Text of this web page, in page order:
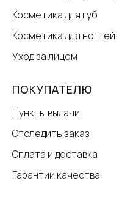
Косметика для губ
Косметика для ногтей
Уход за лицом
ПОКУПАТЕЛЮ
Пункты выдачи
Отследить заказ
Оплата и доставка
Гарантии качества